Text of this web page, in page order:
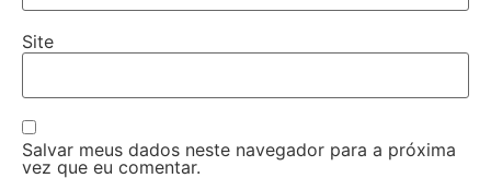
Site
Salvar meus dados neste navegador para a próxima
vez que eu comentar.